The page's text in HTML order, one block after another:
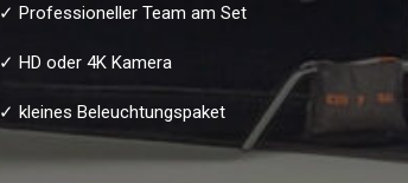
✓ Professioneller Team am Set
✓ HD oder 4K Kamera
✓ kleines Beleuchtungspaket